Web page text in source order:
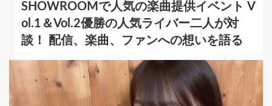
SHOWROOMで人気の楽曲提供イベント V
ol.1＆Vol.2優勝の人気ライバー二人が対
談！ 配信、楽曲、ファンへの想いを語る